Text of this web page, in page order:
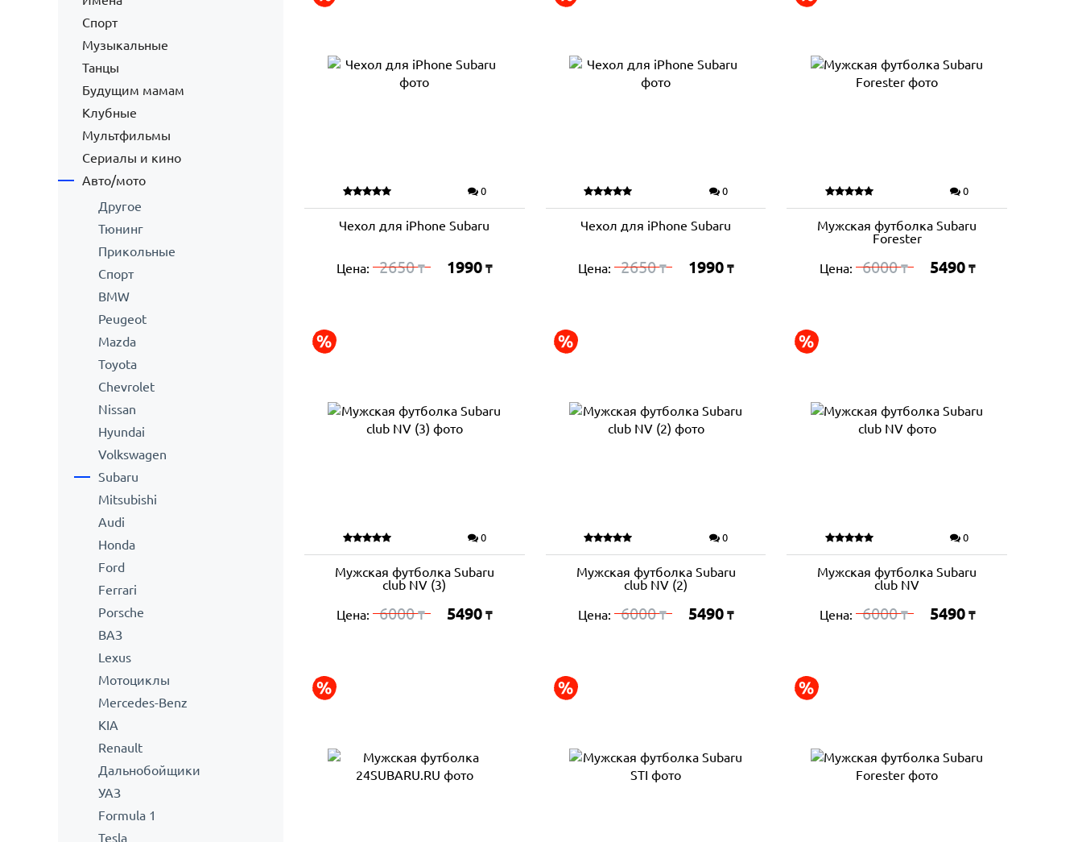
Спорт
Музыкальные
Танцы
Будущим мамам
Клубные
Мультфильмы
Сериалы и кино
Авто/мото
Другое
Тюнинг
Прикольные
Спорт
BMW
Peugeot
Mazda
Toyota
Сhevrolet
Nissan
Hyundai
Volkswagen
Subaru
Mitsubishi
Audi
Honda
Ford
Ferrari
Porsche
ВАЗ
Lexus
Мотоциклы
Mercedes-Benz
KIA
Renault
Дальнобойщики
УАЗ
Formula 1
Tesla
0
Чехол для iPhone Subaru
Цена: 2650₸ 1990 ₸
0
Чехол для iPhone Subaru
Цена: 2650₸ 1990 ₸
0
Мужская футболка Subaru
Forester
Цена: 6000₸ 5490 ₸
0
Мужская футболка Subaru
club NV (3)
Цена: 6000₸ 5490 ₸
0
Мужская футболка Subaru
club NV (2)
Цена: 6000₸ 5490 ₸
0
Мужская футболка Subaru
club NV
Цена: 6000₸ 5490 ₸